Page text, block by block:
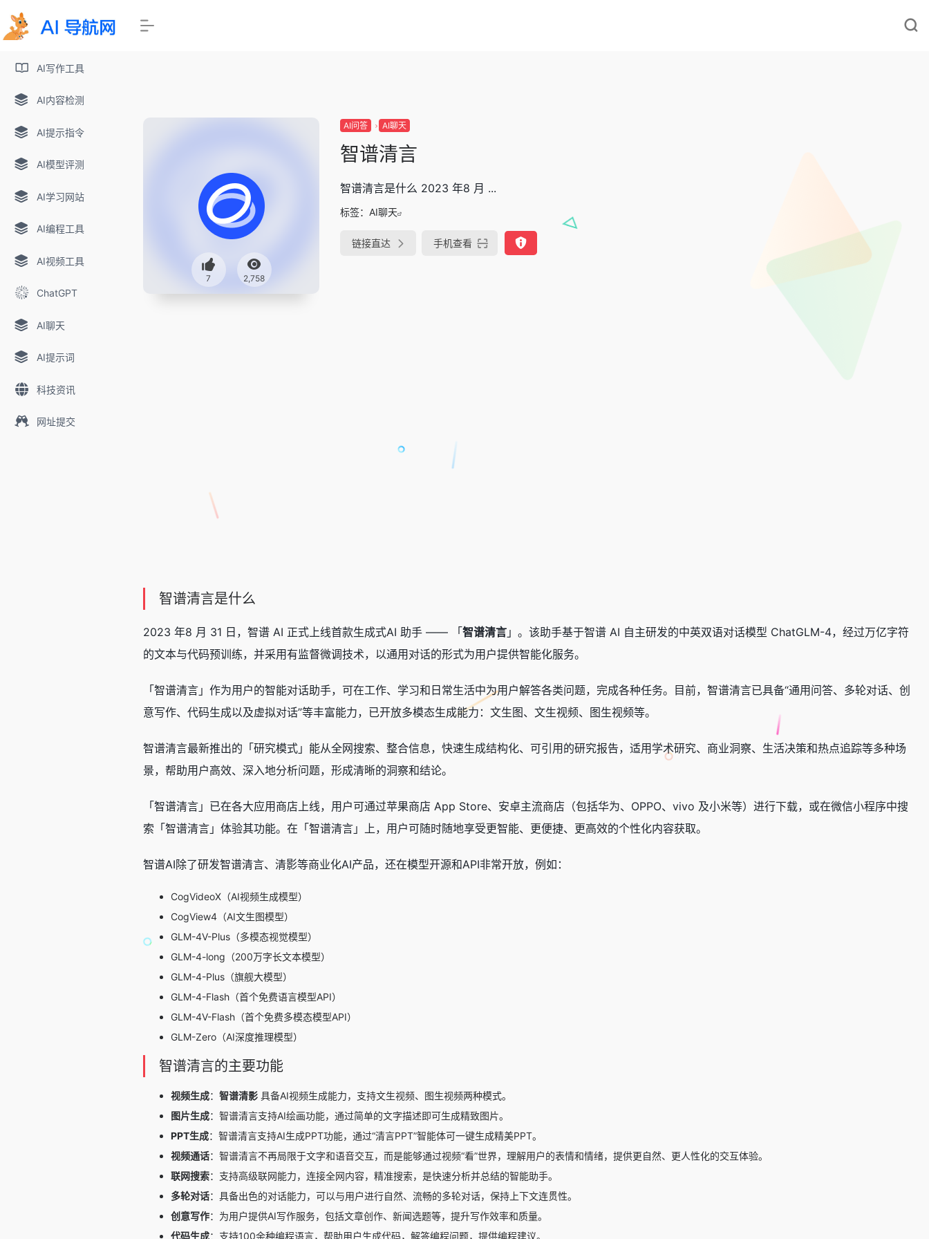
AI写作工具
AI内容检测
AI提示指令
AI模型评测
AI学习网站
AI编程工具
AI视频工具
ChatGPT
AI聊天
AI提示词
科技资讯
网址提交
7 2,758
AI问答 AI聊天
智谱清言
智谱清言是什么 2023 年8 月 ...
标签： AI聊天
链接直达 手机查看
智谱清言是什么
2023 年8 月 31 日，智谱 AI 正式上线首款生成式AI 助手 —— 「智谱清言 」。该助手基于智谱 AI 自主研发的中英双语对话模型 ChatGLM-4，经过万亿字符
的文本与代码预训练，并采用有监督微调技术，以通用对话的形式为用户提供智能化服务。
「智谱清言」作为用户的智能对话助手，可在工作、学习和日常生活中为用户解答各类问题，完成各种任务。目前，智谱清言已具备“通用问答、多轮对话、创
意写作、代码生成以及虚拟对话”等丰富能力，已开放多模态生成能力：文生图、文生视频、图生视频等。
智谱清言最新推出的「研究模式」能从全网搜索、整合信息，快速生成结构化、可引用的研究报告，适用学术研究、商业洞察、生活决策和热点追踪等多种场
景，帮助用户高效、深入地分析问题，形成清晰的洞察和结论。
「智谱清言」已在各大应用商店上线，用户可通过苹果商店 App Store、安卓主流商店（包括华为、OPPO、vivo 及小米等）进行下载，或在微信小程序中搜
索「智谱清言」体验其功能。在「智谱清言」上，用户可随时随地享受更智能、更便捷、更高效的个性化内容获取。
智谱AI除了研发智谱清言、 清影等商业化AI产品，还在模型开源和API非常开放，例如：
CogVideoX （AI视频生成模型）
CogView4 （AI文生图模型）
GLM-4V-Plus （多模态视觉模型）
GLM-4-long （200万字长文本模型）
GLM-4-Plus （旗舰大模型）
GLM-4-Flash （首个免费语言模型API）
GLM-4V-Flash （首个免费多模态模型API）
GLM-Zero （AI深度推理模型）
智谱清言的主要功能
视频生成： 智谱清影 具备AI视频生成能力，支持文生视频、图生视频两种模式。
图片生成：智谱清言支持AI绘画功能，通过简单的文字描述即可生成精致图片。
PPT生成：智谱清言支持AI生成PPT功能，通过“清言PPT”智能体可一键生成精美PPT。
视频通话：智谱清言不再局限于文字和语音交互，而是能够通过视频“看”世界，理解用户的表情和情绪，提供更自然、更人性化的交互体验。
联网搜索：支持高级联网能力，连接全网内容，精准搜索，是快速分析并总结的智能助手。
多轮对话：具备出色的对话能力，可以与用户进行自然、流畅的多轮对话，保持上下文连贯性。
创意写作：为用户提供AI写作服务，包括文章创作、新闻选题等，提升写作效率和质量。
代码生成：支持100余种编程语言，帮助用户生成代码，解答编程问题，提供编程建议。